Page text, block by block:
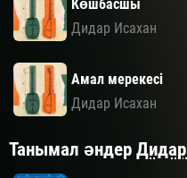
Көшбасшы
Дидар Исахан
Амал мерекесі
Дидар Исахан
Танымал әндер